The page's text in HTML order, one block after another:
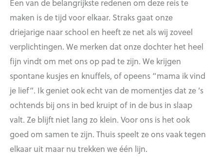
Een van de belangrijkste redenen om deze reis te
maken is de tijd voor elkaar. Straks gaat onze
driejarige naar school en heeft ze net als wij zoveel
verplichtingen. We merken dat onze dochter het heel
fijn vindt om met ons op pad te zijn. We krijgen
spontane kusjes en knuffels, of opeens “mama ik vind
je lief”. Ik geniet ook echt van de momentjes dat ze ’s
ochtends bij ons in bed kruipt of in de bus in slaap
valt. Ze blijft niet lang zo klein. Voor ons is het ook
goed om samen te zijn. Thuis speelt ze ons vaak tegen
elkaar uit maar nu trekken we één lijn.